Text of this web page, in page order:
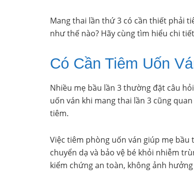
Mang thai lần thứ 3 có cần thiết phải
như thế nào? Hãy cùng tìm hiểu chi
Có Cần Tiêm Uốn
Nhiều mẹ bầu lần 3 thường đặt câu
uốn ván khi mang thai lần 3 cũng
tiêm.
Việc tiêm phòng uốn ván giúp mẹ
chuyển dạ và bảo vệ bé khỏi nhiễm
kiểm chứng an toàn, không ảnh